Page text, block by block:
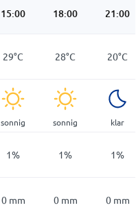
15:00 18:00 21:00
29°C 28°C 20°C
sonnig sonnig klar
1% 1% 1%
0 mm 0 mm 0 mm